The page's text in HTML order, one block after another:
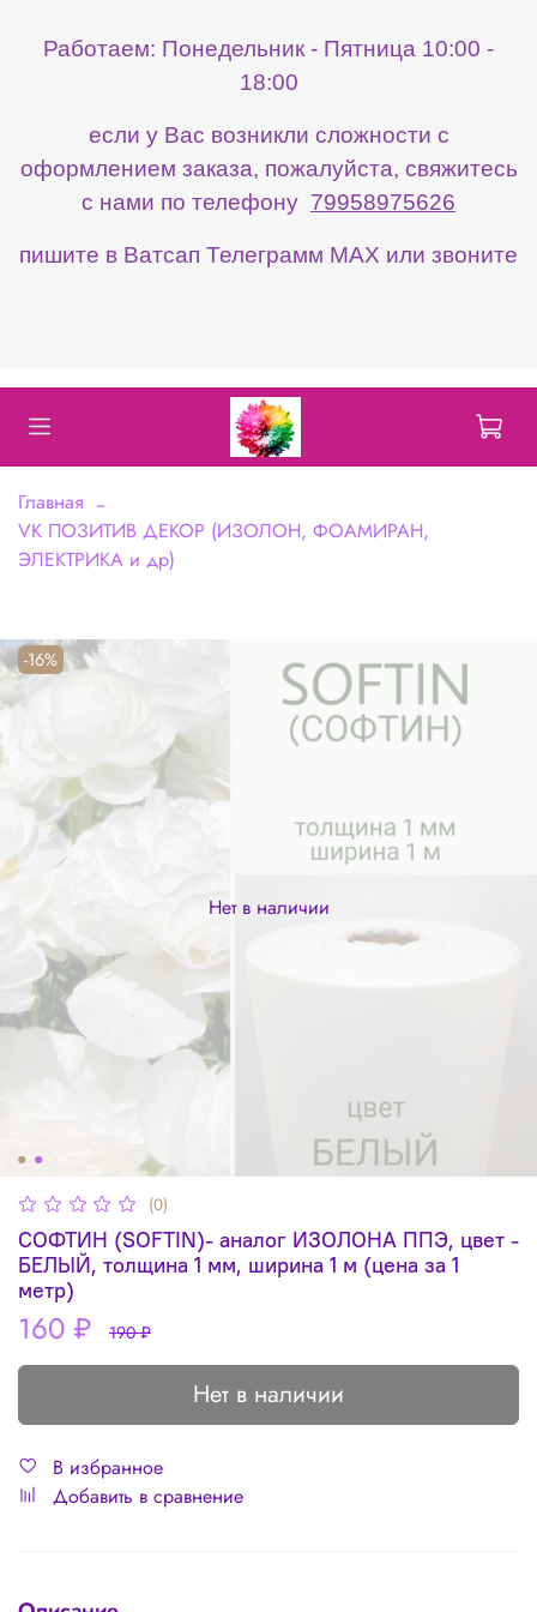
Работаем: Понедельник - Пятница 10:00 -
18:00
если у Вас возникли сложности с
оформлением заказа, пожалуйста, свяжитесь
с нами по телефону 79958975626
пишите в Ватсап Телеграмм МАХ или звоните
Главная
VK ПОЗИТИВ ДЕКОР (ИЗОЛОН, ФОАМИРАН,
ЭЛЕКТРИКА и др)
Нет в наличии
-16%
(0)
СОФТИН (SOFTIN)- аналог ИЗОЛОНА ППЭ, цвет -
БЕЛЫЙ, толщина 1 мм, ширина 1 м (цена за 1
метр)
160 ₽ 190 ₽
Нет в наличии
В избранное
Добавить в сравнение